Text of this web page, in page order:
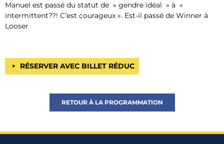
Manuel est passé du statut de » gendre idéal » à »
intermittent??! C’est courageux ». Est-il passé de Winner à
Looser
RÉSERVER AVEC BILLET RÉDUC
RETOUR À LA PROGRAMMATION